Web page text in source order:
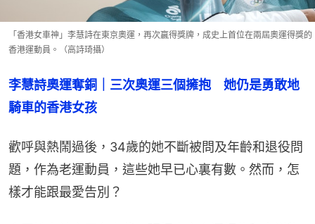
「香港女車神」李慧詩在東京奧運，再次贏得獎牌，成史上首位在兩屆奧運得獎的
香港運動員。（高詩琦攝）
李慧詩奧運奪銅｜三次奧運三個擁抱　她仍是勇敢地
騎車的香港女孩
歡呼與熱鬧過後，34歲的她不斷被問及年齡和退役問
題，作為老運動員，這些她早已心裏有數。然而，怎
樣才能跟最愛告別？